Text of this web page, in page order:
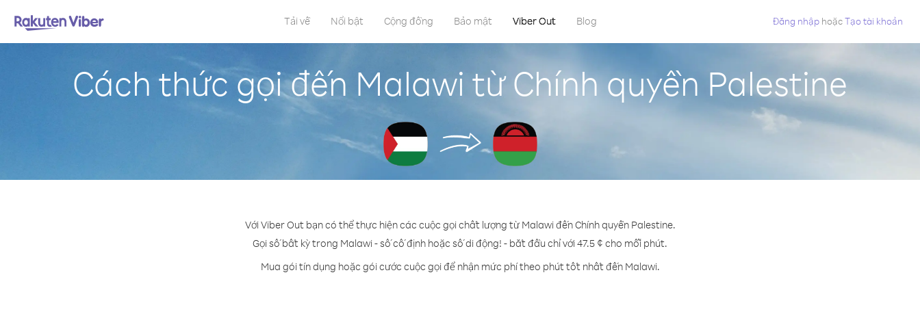
Tải về Nổi bật Cộng đồng Bảo mật Viber Out Blog Đăng nhập hoặcTạo tài khoản
Cách thức gọi đến Malawi từ Chính quyền Palestine
Với Viber Out bạn có thể thực hiện các cuộc gọi chất lượng từ Malawi đến Chính quyền Palestine.
Gọi số bất kỳ trong Malawi - số cố định hoặc số di động! - bắt đầu chỉ với 47.5 ¢ cho mỗi phút.
Mua gói tín dụng hoặc gói cước cuộc gọi để nhận mức phí theo phút tốt nhất đến Malawi.